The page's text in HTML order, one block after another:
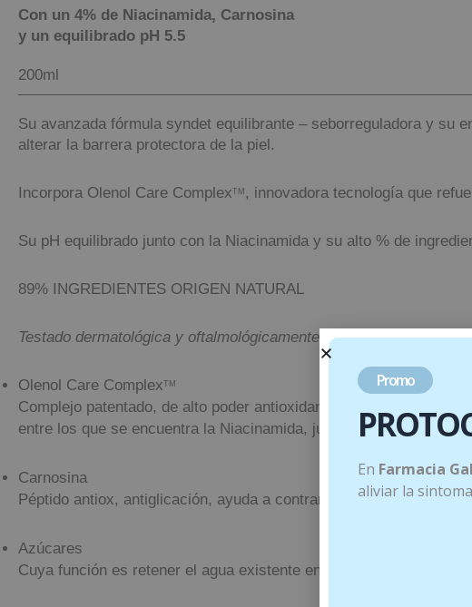
Con un 4% de Niacinamida, Carnosina
y un equilibrado pH 5.5
200ml
Su avanzada fórmula syndet equilibrante – seborreguladora y su
alterar la barrera protectora de la piel.
Incorpora Olenol Care ComplexTM , innovadora tecnología que
Su pH equilibrado junto con la Niacinamida y su alto % de
89% INGREDIENTES ORIGEN NATURAL
Testado dermatológica y oftalmológicamente en pieles sensibles
Olenol Care ComplexTM
Complejo patentado, de alto poder antioxidante, iluminador,
entre los que se encuentra la Niacinamida, junto con avanzados
Carnosina
Péptido antiox, antiglicación, ayuda a contrarrestar los daños
Azúcares
Cuya función es retener el agua existente en la piel para evitar la
Promo
En Farmacia
aliviar la